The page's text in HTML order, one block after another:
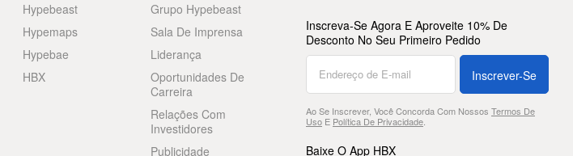
Hypebeast
Hypemaps
Hypebae
HBX
Grupo Hypebeast
Sala De Imprensa
Liderança
Oportunidades De
Carreira
Relações Com
Investidores
Publicidade
Inscreva-Se Agora E Aproveite 10% De
Desconto No Seu Primeiro Pedido
Inscrever-Se
Ao Se Inscrever, Você Concorda Com Nossos Termos De
UsoE Política De Privacidade.
Baixe O App HBX